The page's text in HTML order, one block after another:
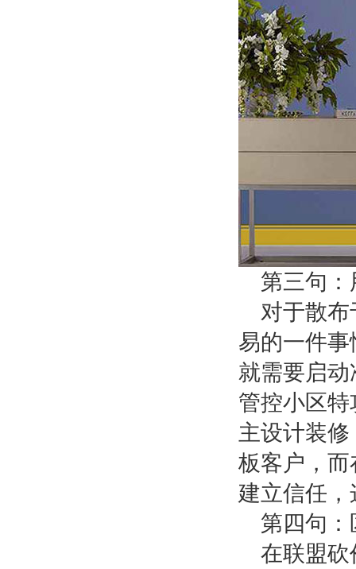
第三句
对于散
易的一件
就需要启
管控小区
主设计装
板客户，
建立信任
第四句
在联盟砍